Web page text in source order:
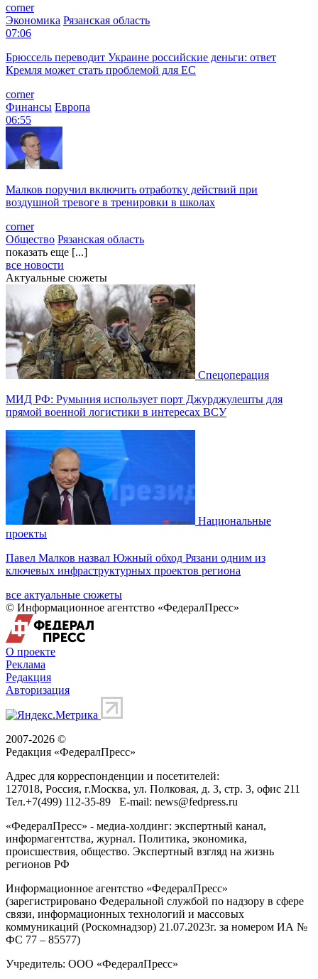
corner
Экономика Рязанская область
07:06
Брюссель переводит Украине российские деньги: ответ
Кремля может стать проблемой для EC
corner
Финансы Европа
06:55
Малков поручил включить отработку действий при
воздушной тревоге в тренировки в школах
corner
Общество Рязанская область
показать еще [...]
все новости
Актуальные сюжеты
Спецоперация
МИД РФ: Румыния использует порт Джурджулешты для
прямой военной логистики в интересах ВСУ
Национальные
проекты
Павел Малков назвал Южный обход Рязани одним из
ключевых инфраструктурных проектов региона
все актуальные сюжеты
© Информационное агентство «ФедералПресс»
О проекте
Реклама
Редакция
Авторизация
2007-2026 ©
Редакция «ФедералПресс»
Адрес для корреспонденции и посетителей:
127018, Россия, г.Москва, ул. Полковая, д. 3, стр. 3, офис 211
Тел.+7(499) 112-35-89 E-mail: news@fedpress.ru
«ФедералПресс» - медиа-холдинг: экспертный канал,
информагентства, журнал. Политика, экономика,
происшествия, общество. Экспертный взгляд на жизнь
регионов РФ
Информационное агентство «ФедералПресс»
(зарегистрировано Федеральной службой по надзору в сфере
связи, информационных технологий и массовых
коммуникаций (Роскомнадзор) 21.07.2023г. за номером ИА №
ФС 77 – 85577)
Учредитель: ООО «ФедералПресс»